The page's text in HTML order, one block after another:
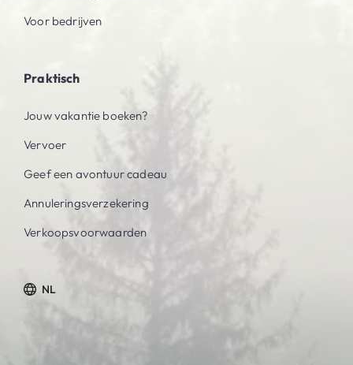
Voor bedrijven
Praktisch
Jouw vakantie boeken?
Vervoer
Geef een avontuur cadeau
Annuleringsverzekering
Verkoopsvoorwaarden
NL